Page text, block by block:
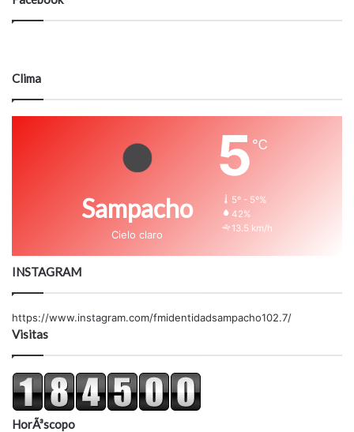
Clima
Sampacho
Cielo claro
5 ℃
5º - 5º%
42%
13.5 km/h
INSTAGRAM
https://www.instagram.com/fmidentidadsampacho102.7/
Visitas
HorÃ³scopo